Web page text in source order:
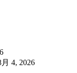
月 4, 2026